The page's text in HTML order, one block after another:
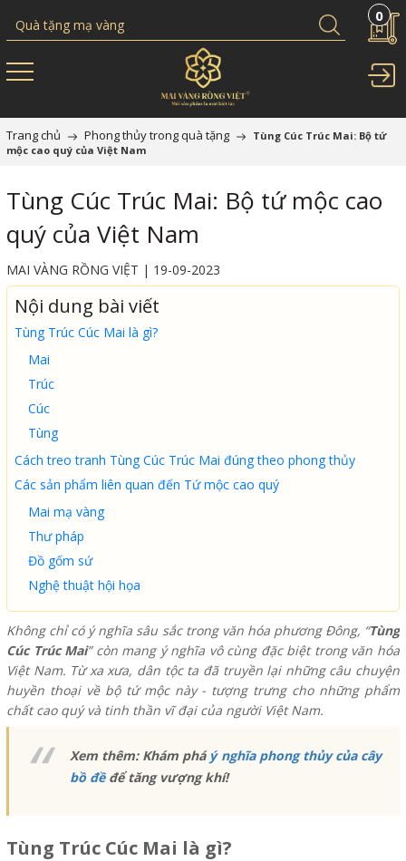
0
Trang chủ Phong thủy trong quà tặng
Tùng Cúc Trúc Mai: Bộ tứ
mộc cao quý của Việt Nam
Tùng Cúc Trúc Mai: Bộ tứ mộc cao
quý của Việt Nam
MAI VÀNG RỒNG VIỆT | 19-09-2023
Nội dung bài viết
Tùng Trúc Cúc Mai là gì?
Mai
Trúc
Cúc
Tùng
Cách treo tranh Tùng Cúc Trúc Mai đúng theo phong thủy
Các sản phẩm liên quan đến Tứ mộc cao quý
Mai mạ vàng
Thư pháp
Đồ gốm sứ
Nghệ thuật hội họa
Không chỉ có ý nghĩa sâu sắc trong văn hóa phương Đông, “Tùng
Cúc Trúc Mai” còn mang ý nghĩa vô cùng đặc biệt trong văn hóa
Việt Nam. Từ xa xưa, dân tộc ta đã truyền lại những câu chuyện
huyền thoại về bộ tứ mộc này - tượng trưng cho những phẩm
chất cao quý và tinh thần vĩ đại của người Việt Nam.
Xem thêm: Khám phá ý nghĩa phong thủy của cây
bồ đềđể tăng vượng khí!
Tùng Trúc Cúc Mai là gì?